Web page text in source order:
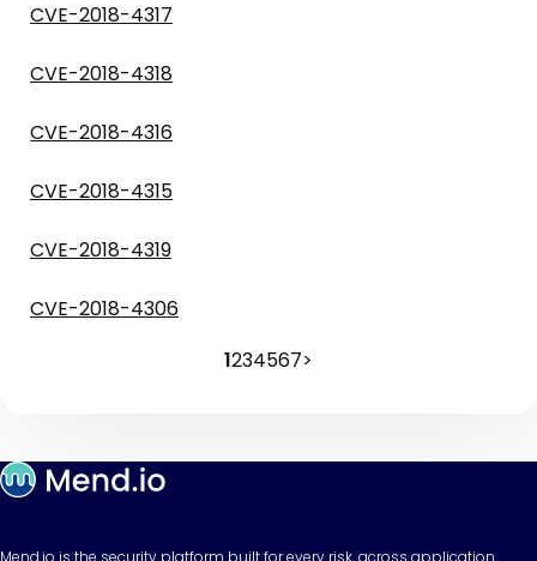
CVE-2018-4317
CVE-2018-4318
CVE-2018-4316
CVE-2018-4315
CVE-2018-4319
CVE-2018-4306
1234567>
Mend.io is the security platform built for every risk, across application